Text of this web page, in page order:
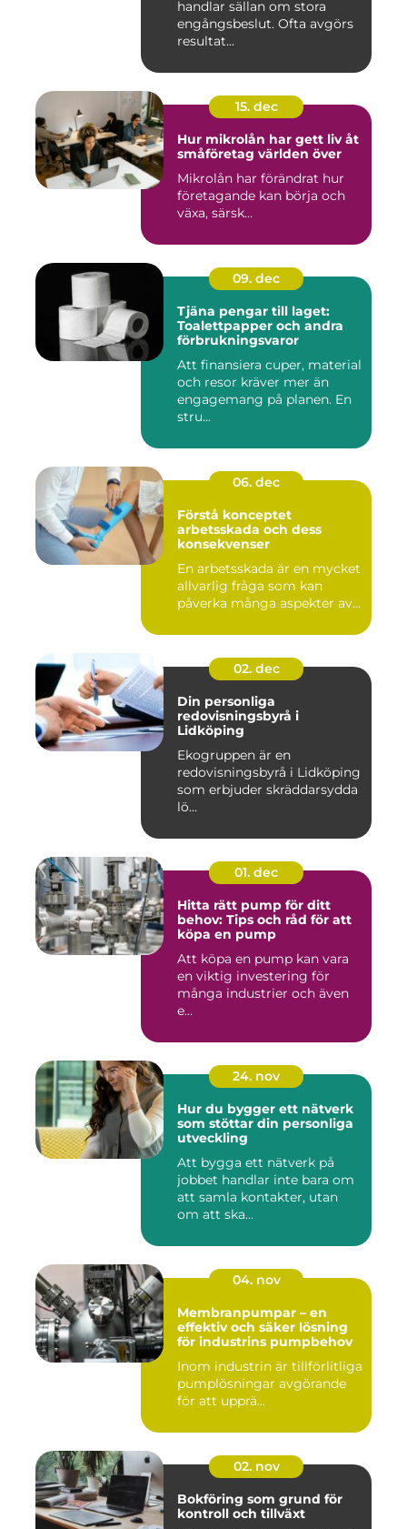
handlar sällan om stora
engångsbeslut. Ofta avgörs
resultat...
15. dec
Hur mikrolån har gett liv åt
småföretag världen över
Mikrolån har förändrat hur
företagande kan börja och
växa, särsk...
09. dec
Tjäna pengar till laget:
Toalettpapper och andra
förbrukningsvaror
Att finansiera cuper, material
och resor kräver mer än
engagemang på planen. En
stru...
06. dec
Förstå konceptet
arbetsskada och dess
konsekvenser
En arbetsskada är en mycket
allvarlig fråga som kan
påverka många aspekter av...
02. dec
Din personliga
redovisningsbyrå i
Lidköping
Ekogruppen är en
redovisningsbyrå i Lidköping
som erbjuder skräddarsydda
lö...
01. dec
Hitta rätt pump för ditt
behov: Tips och råd för att
köpa en pump
Att köpa en pump kan vara
en viktig investering för
många industrier och även
e...
24. nov
Hur du bygger ett nätverk
som stöttar din personliga
utveckling
Att bygga ett nätverk på
jobbet handlar inte bara om
att samla kontakter, utan
om att ska...
04. nov
Membranpumpar – en
effektiv och säker lösning
för industrins pumpbehov
Inom industrin är tillförlitliga
pumplösningar avgörande
för att upprä...
02. nov
Bokföring som grund för
kontroll och tillväxt